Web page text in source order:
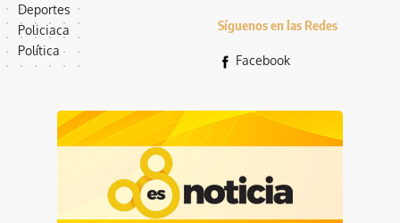
Deportes
Policiaca
Política
Síguenos en las Redes
Facebook